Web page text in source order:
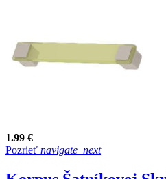
1.99 €
Pozrieť navigate_next